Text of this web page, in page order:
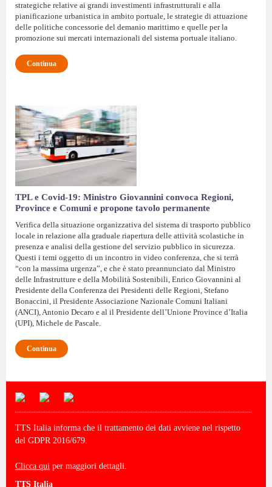
strategiche relative ai grandi investimenti infrastrutturali e alla
pianificazione urbanistica in ambito portuale, le strategie di attuazione
delle politiche concessorie del demanio marittimo e quelle per la
promozione sui mercati internazionali del sistema portuale italiano.
Continua
TPL e Covid-19: Ministro Giovannini convoca Regioni,
Province e Comuni e propone tavolo permanente
Verifica della situazione organizzativa del sistema di trasporto pubblico
locale in relazione alla graduale riapertura delle attività scolastiche in
presenza e analisi della gestione del servizio pubblico in sicurezza.
Questi i temi oggetto di un incontro in video conferenza, che si terrà
“con la massima urgenza”, e che è stato preannunciato dal Ministro
delle Infrastrutture e della Mobilità Sostenibili, Enrico Giovannini al
Presidente della Conferenza dei Presidenti delle Regioni, Stefano
Bonaccini, il Presidente Associazione Nazionale Comuni Italiani
(ANCI), Antonio Decaro e al il Presidente dell’Unione Province d’Italia
(UPI), Michele de Pascale.
Continua
TTS Italia informa che il trattamento dei dati avviene nel rispetto
del GDPR 2016/679.
Clicca qui per maggiori dettagli.
TTS Italia